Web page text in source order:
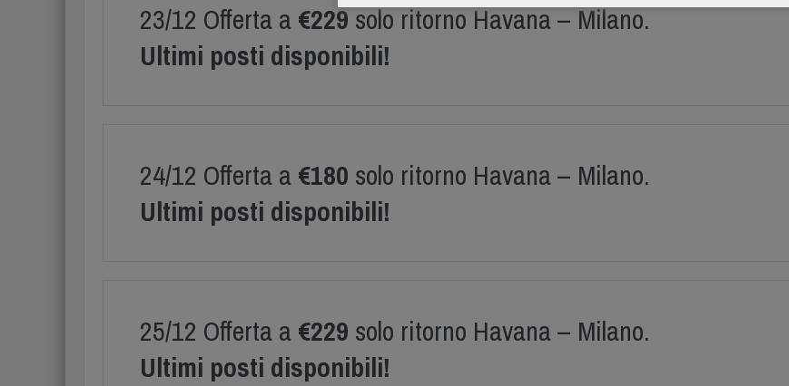
23/12 Offerta a €229solo ritorno Havana – Milano.
Ultimi posti disponibili!
24/12 Offerta a €180 solo ritorno Havana – Milano.
Ultimi posti disponibili!
25/12 Offerta a €229 solo ritorno Havana – Milano.
Ultimi posti disponibili!